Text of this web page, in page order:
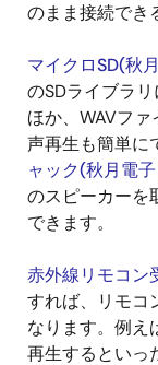
のまま接続でき
マイクロSD(秋
のSDライブラ
ほか、WAVフ
声再生も簡単に
ャック(秋月電
のスピーカーを
できます。
赤外線リモコン
すれば、リモコ
なります。例え
再生するといっ